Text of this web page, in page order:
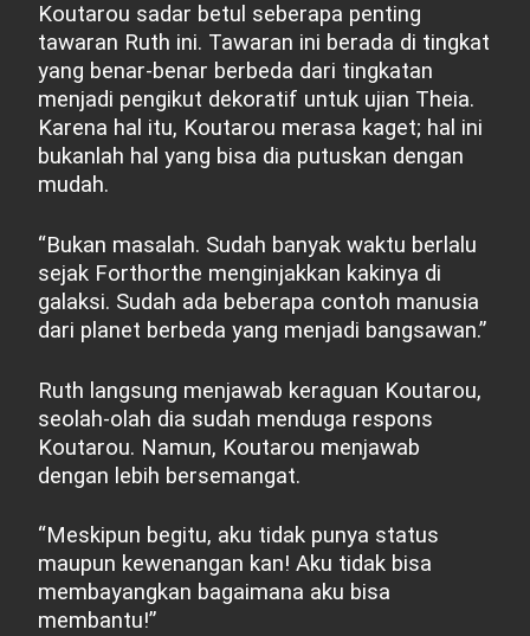
Koutarou sadar betul seberapa penting
tawaran Ruth ini. Tawaran ini berada di tingkat
yang benar-benar berbeda dari tingkatan
menjadi pengikut dekoratif untuk ujian Theia.
Karena hal itu, Koutarou merasa kaget; hal ini
bukanlah hal yang bisa dia putuskan dengan
mudah.
“Bukan masalah. Sudah banyak waktu berlalu
sejak Forthorthe menginjakkan kakinya di
galaksi. Sudah ada beberapa contoh manusia
dari planet berbeda yang menjadi bangsawan.”
Ruth langsung menjawab keraguan Koutarou,
seolah-olah dia sudah menduga respons
Koutarou. Namun, Koutarou menjawab
dengan lebih bersemangat.
“Meskipun begitu, aku tidak punya status
maupun kewenangan kan! Aku tidak bisa
membayangkan bagaimana aku bisa
membantu!”